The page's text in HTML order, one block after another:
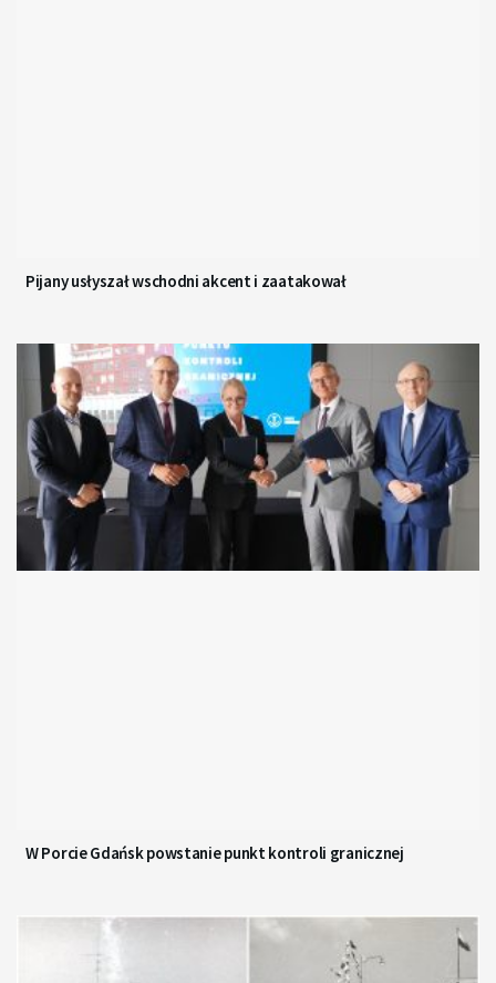
Pijany usłyszał wschodni akcent i zaatakował
W Porcie Gdańsk powstanie punkt kontroli granicznej